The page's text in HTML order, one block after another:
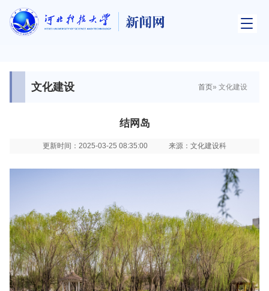
文化建设 首页» 文化建设
结网岛
更新时间：2025-03-25 08:35:00 来源：文化建设科